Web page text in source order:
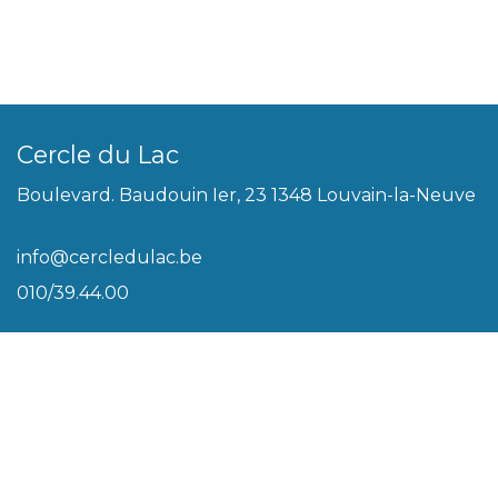
Cercle du Lac
Boulevard. Baudouin Ier, 23 1348 Louvain-la-Neuve
info@cercledulac.be
010/39.44.00